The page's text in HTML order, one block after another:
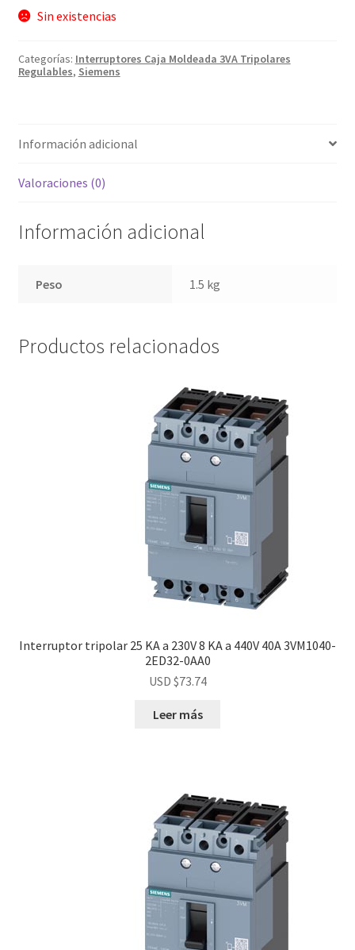
Sin existencias
Categorías: Interruptores Caja Moldeada 3VA Tripolares
Regulables, Siemens
Información adicional
Valoraciones (0)
Información adicional
Peso 1.5 kg
Productos relacionados
Interruptor tripolar 25 KA a 230V 8 KA a 440V 40A 3VM1040-
2ED32-0AA0
USD $73.74
Leer más